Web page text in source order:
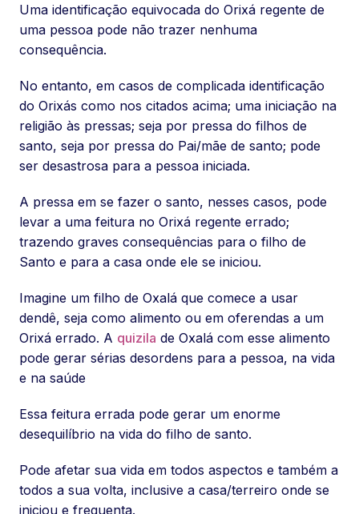
Uma identificação equivocada do Orixá regente de
uma pessoa pode não trazer nenhuma
consequência.
No entanto, em casos de complicada identificação
do Orixás como nos citados acima; uma iniciação na
religião às pressas; seja por pressa do filhos de
santo, seja por pressa do Pai/mãe de santo; pode
ser desastrosa para a pessoa iniciada.
A pressa em se fazer o santo, nesses casos, pode
levar a uma feitura no Orixá regente errado;
trazendo graves consequências para o filho de
Santo e para a casa onde ele se iniciou.
Imagine um filho de Oxalá que comece a usar
dendê, seja como alimento ou em oferendas a um
Orixá errado. A quizila de Oxalá com esse alimento
pode gerar sérias desordens para a pessoa, na vida
e na saúde
Essa feitura errada pode gerar um enorme
desequilíbrio na vida do filho de santo.
Pode afetar sua vida em todos aspectos e também a
todos a sua volta, inclusive a casa/terreiro onde se
iniciou e frequenta.